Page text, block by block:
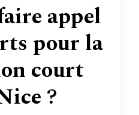
appel
pour la
court
?